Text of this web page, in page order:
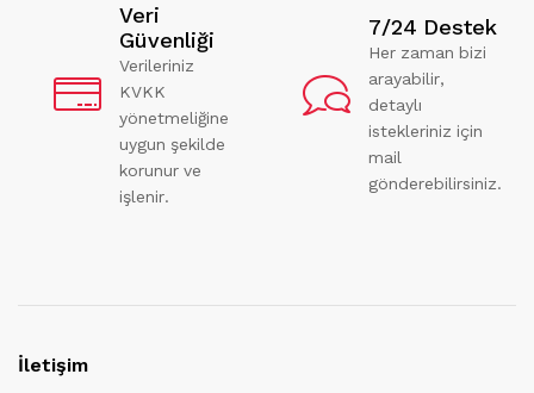
Veri
Güvenliği
Verileriniz
KVKK
yönetmeliğine
uygun şekilde
korunur ve
işlenir.
7/24 Destek
Her zaman bizi
arayabilir,
detaylı
istekleriniz için
mail
gönderebilirsiniz.
İletişim